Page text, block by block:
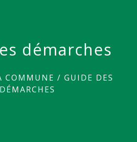
démarches
COMMUNE / GUIDE DES
DÉMARCHES